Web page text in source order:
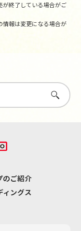
終了している場合がご
報は変更になる場合が
さがす
のご紹介
ィングス